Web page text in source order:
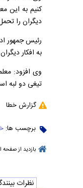
کنیم به این
دیگران را
رئیس جمهور
به افکار
وی افزود:
تیغی دو لبه
گزارش خطا
برچسب ها:
بازدید از صفحه
نظرات